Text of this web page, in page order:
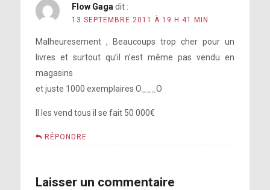
Flow Gaga dit :
13 SEPTEMBRE 2011 À 19 H 41 MIN
Malheuresement , Beaucoups trop cher pour un
livres et surtout qu’il n’est même pas vendu en
magasins
et juste 1000 exemplaires O___O
Il les vend tous il se fait 50 000€
RÉPONDRE
Laisser un commentaire